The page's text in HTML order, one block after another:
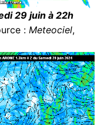
29 juin à 22h
: Meteociel,